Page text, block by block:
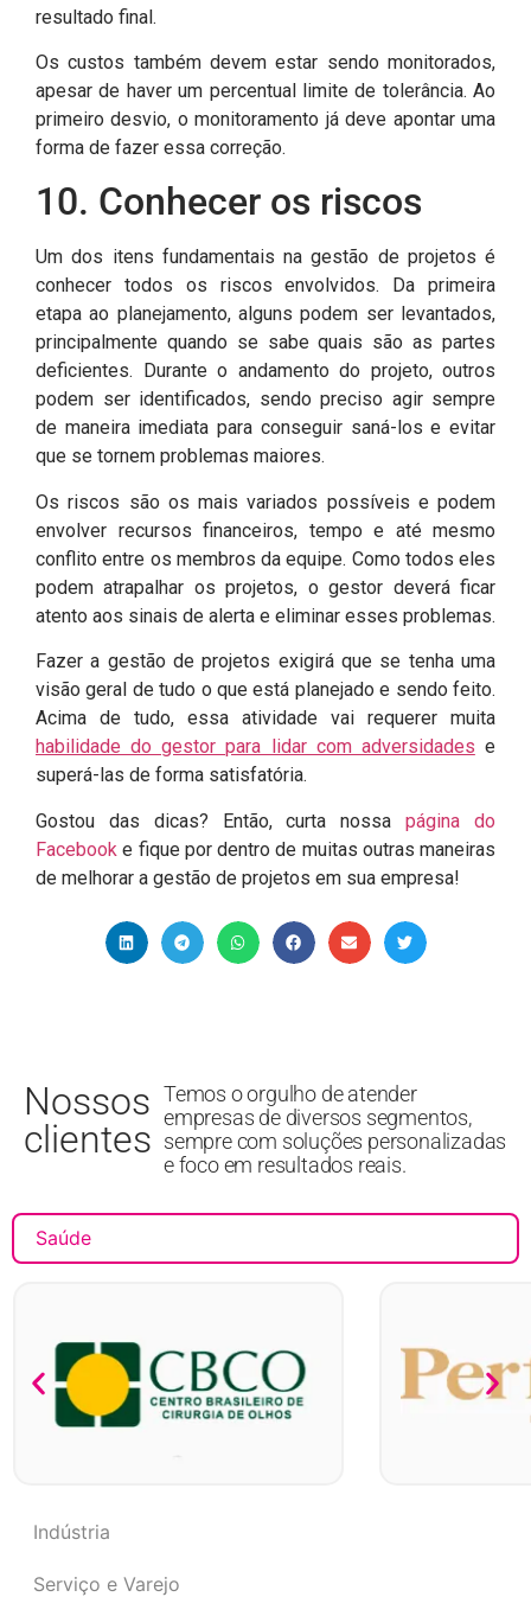
resultado final.
Os custos também devem estar sendo monitorados,
apesar de haver um percentual limite de tolerância. Ao
primeiro desvio, o monitoramento já deve apontar uma
forma de fazer essa correção.
10. Conhecer os riscos
Um dos itens fundamentais na gestão de projetos é
conhecer todos os riscos envolvidos. Da primeira
etapa ao planejamento, alguns podem ser levantados,
principalmente quando se sabe quais são as partes
deficientes. Durante o andamento do projeto, outros
podem ser identificados, sendo preciso agir sempre
de maneira imediata para conseguir saná-los e evitar
que se tornem problemas maiores.
Os riscos são os mais variados possíveis e podem
envolver recursos financeiros, tempo e até mesmo
conflito entre os membros da equipe. Como todos eles
podem atrapalhar os projetos, o gestor deverá ficar
atento aos sinais de alerta e eliminar esses problemas.
Fazer a gestão de projetos exigirá que se tenha uma
visão geral de tudo o que está planejado e sendo feito.
Acima de tudo, essa atividade vai requerer muita
habilidade do gestor para lidar com adversidades e
superá-las de forma satisfatória.
Gostou das dicas? Então, curta nossapágina do
Facebook e fique por dentro de muitas outras maneiras
de melhorar a gestão de projetos em sua empresa!
Nossos
clientes
Temos o orgulho de atender
empresas de diversos segmentos,
sempre com soluções personalizadas
e foco em resultados reais.
Saúde
Indústria
Serviço e Varejo